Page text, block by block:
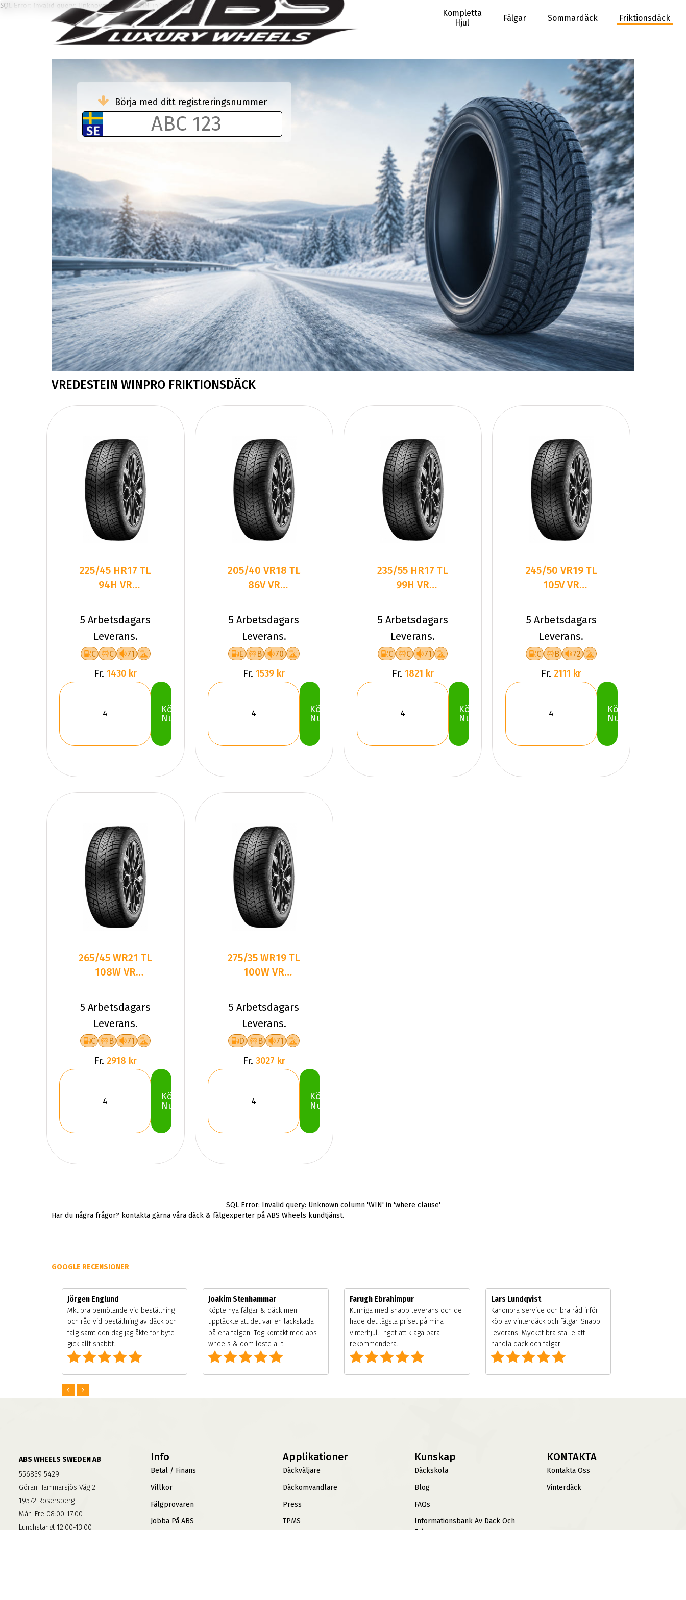
Kompletta
Hjul
Fälgar Sommardäck Friktionsdäck
SQL Error: Invalid query: Unknown column 'WIN' in 'where clause'
Börja med ditt registreringsnummer
VREDESTEIN WINPRO FRIKTIONSDÄCK
225/45 HR17 TL
94H VR
XL
5 Arbetsdagars
Leverans.
C C 71
Fr. 1430 kr
Köp
Nu
205/40 VR18 TL
86V VR
XL
5 Arbetsdagars
Leverans.
E B 70
Fr. 1539 kr
Köp
Nu
235/55 HR17 TL
99H VR
5 Arbetsdagars
Leverans.
C C 71
Fr. 1821 kr
Köp
Nu
245/50 VR19 TL
105V VR
XL
5 Arbetsdagars
Leverans.
C B 72
Fr. 2111 kr
Köp
Nu
265/45 WR21 TL
108W VR
XL
5 Arbetsdagars
Leverans.
C B 71
Fr. 2918 kr
Köp
Nu
275/35 WR19 TL
100W VR
XL
5 Arbetsdagars
Leverans.
D B 71
Fr. 3027 kr
Köp
Nu
SQL Error: Invalid query: Unknown column 'WIN' in 'where clause'
Har du några frågor? kontakta gärna våra däck & fälgexperter på ABS Wheels kundtjänst.
GOOGLE RECENSIONER
Jörgen Englund
Mkt bra bemötande vid beställning
och råd vid beställning av däck och
fälg samt den dag jag åkte för byte
gick allt snabbt.
Joakim Stenhammar
Köpte nya fälgar & däck men
upptäckte att det var en lackskada
på ena fälgen. Tog kontakt med abs
wheels & dom löste allt.
Farugh Ebrahimpur
Kunniga med snabb leverans och de
hade det lägsta priset på mina
vinterhjul. Inget att klaga bara
rekommendera.
Lars Lundqvist
Kanonbra service och bra råd inför
köp av vinterdäck och fälgar. Snabb
leverans. Mycket bra ställe att
handla däck och fälgar
ABS WHEELS SWEDEN AB
556839 5429
Göran Hammarsjös Väg 2
19572 Rosersberg
Mån-Fre 08:00-17:00
Lunchstängt 12:00-13:00
Info
Betal / Finans
Villkor
Fälgprovaren
Jobba På ABS
Applikationer
Däckväljare
Däckomvandlare
Press
TPMS
Kunskap
Däckskola
Blog
FAQs
Informationsbank Av Däck Och
Fälgar
KONTAKTA
Kontakta Oss
Vinterdäck